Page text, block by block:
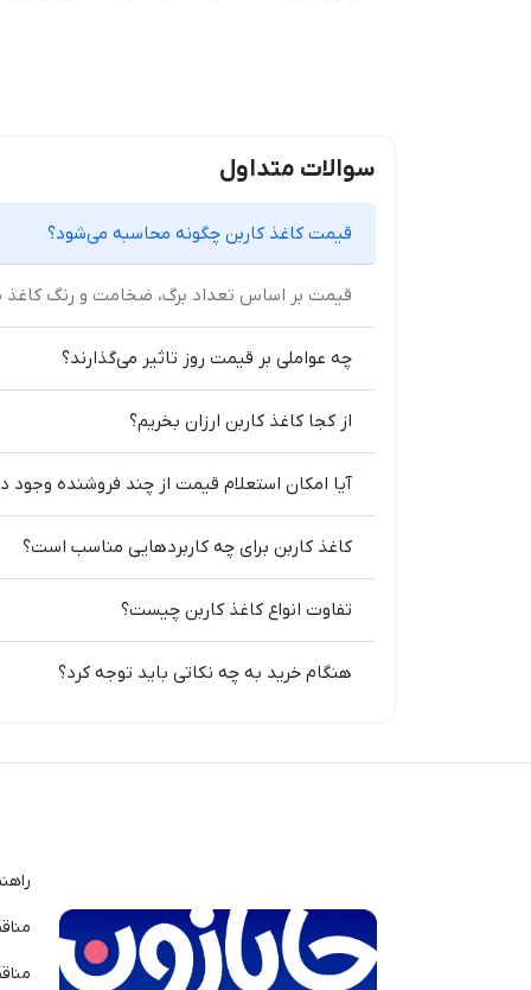
سوالات متداول
قیمت کاغذ کاربن چگونه محاسبه می‌شود؟
قیمت بر اساس تعداد برگ، ضخامت و رنگ
چه عواملی بر قیمت روز تاثیر می‌گذارند؟
از کجا کاغذ کاربن ارزان بخریم؟
آیا امکان استعلام قیمت از چند فروشنده وجود
کاغذ کاربن برای چه کاربردهایی مناسب است؟
تفاوت انواع کاغذ کاربن چیست؟
هنگام خرید به چه نکاتی باید توجه کرد؟